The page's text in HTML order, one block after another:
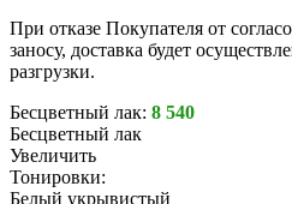
При отказе Покупателя от
заносу, доставка будет
разгрузки.
Бесцветный лак: 8 540
Бесцветный лак
Увеличить
Тонировки:
Белый укрывистый